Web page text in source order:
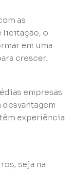
as
licitação, o
em uma
crescer.
empresas
experiência
seja na